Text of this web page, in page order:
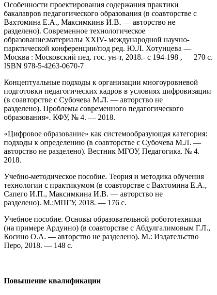
Особенности проектирования содержания практики
бакалавров педагогического образования (в соавторстве с
Вахтомина Е.А., Максимкинв И.В. — авторство не
разделено). Современное технологическое
образование:материалы XXIV- международной научно-
парктической конференции/под ред. Ю.Л. Хотунцева —
Москва : Московский пед. гос. ун-т, 2018.- с 194-198 , — 270 с.
ISBN 978-5-4263-0670-7
Концептуальные подходы к организации многоуровневой
подготовки педагогических кадров в условиях цифровизации
(в соавторстве с Субочева М.Л. — авторство не
разделено). Проблемы современного педагогического
образования». КФУ, № 4. — 2018.
«Цифровое образование» как системообразующая категория:
подходы к определению (в соавторстве с Субочева М.Л. —
авторство не разделено). Вестник МГОУ, Педагогика. № 4.
2018.
Учебно-методическое пособие. Теория и методика обучения
технологии с практикумом (в соавторстве с Вахтомина Е.А.,
Сапего И.П., Максимкина И.В. — авторство не
разделено). М.:МПГУ, 2018. — 176 с.
Учебное пособие. Основы образовательной робототехники
(на примере Ардуино) (в соавторстве с Абдулгалимовым Г.Л.,
Косино О.А. — авторство не разделено). М.: Издательство
Перо, 2018. — 148 с.
Повышение квалификации